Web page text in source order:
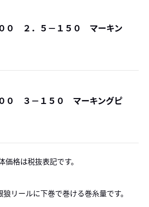
０ ２．５－１５０ マーキン
０ ３－１５０ マーキングピ
価格は税抜表記です。
リールに下巻で巻ける巻糸量です。